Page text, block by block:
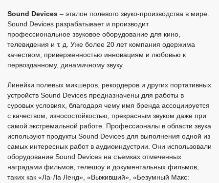
Sound Devices – эталон полевого звуко-производства в мире.
Sound Devices разрабатывает и производит
профессиональное звуковое оборудование для кино,
телевидения и т. д. Уже более 20 лет компания одержима
качеством, приверженностью инновациям и любовью к
первозданному, динамичному звуку.
Линейки полевых микшеров, рекордеров и других портативных
устройств Sound Devices предназначены для работы в
суровых условиях, благодаря чему имя бренда ассоциируется
с качеством, износостойкостью, прекрасным звуком даже при
самой экстремальной работе. Профессионалы в области звука
используют продукты Sound Devices для выполнения одной из
самых интересных работ в аудиоиндустрии. Они использовали
оборудование Sound Devices на съемках отмеченных
наградами фильмов, телешоу и документальных фильмов,
таких как «Ла-Ла Ленд», «Выживший», «Безумный Макс: